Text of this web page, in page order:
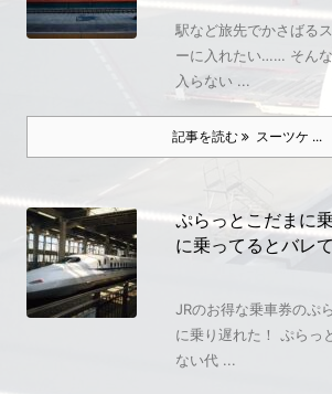
駅など旅先でかさばる
ーに入れたい…… そんな
入らない ...
記事を読む スーツケ ...
ぷらっとこだまに
に乗ってるとバレ
JRのお得な乗車券のぷ
に乗り遅れた！ ぷらっ
ない代 ...